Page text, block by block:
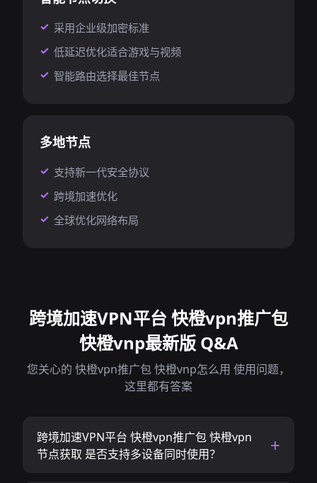
采用企业级加密标准
低延迟优化适合游戏与视频
智能路由选择最佳节点
多地节点
支持新一代安全协议
跨境加速优化
全球优化网络布局
跨境加速VPN平台 快橙vpn推广包
快橙vnp最新版 Q&A
您关心的 快橙vpn推广包 快橙vnp怎么用 使用问题，
这里都有答案
跨境加速VPN平台 快橙vpn推广包 快橙vpn
节点获取 是否支持多设备同时使用？